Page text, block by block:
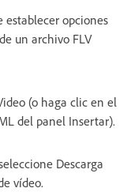
establecer opciones
un archivo FLV
(o haga clic en el
del panel Insertar).
Descarga
vídeo.